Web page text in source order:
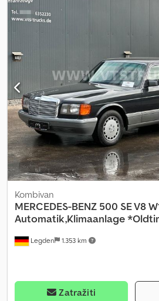
proizvodnje:
2016
Oprema:ABS, klima uređaj, kupatilo,
vas da se na spoljašnjoj karoseriji
da su dokumenta ovog vozila španska,
Italiji troškovi nacionalizacije i
Vozilo je dostupno po ceni Kupi Odmah
ponudu i započeti pregovore.
Legden 1.353 km
Kombivan
MERCEDES-BENZ 500 SE V8
Automatik,Klimaanlage
Zatražiti